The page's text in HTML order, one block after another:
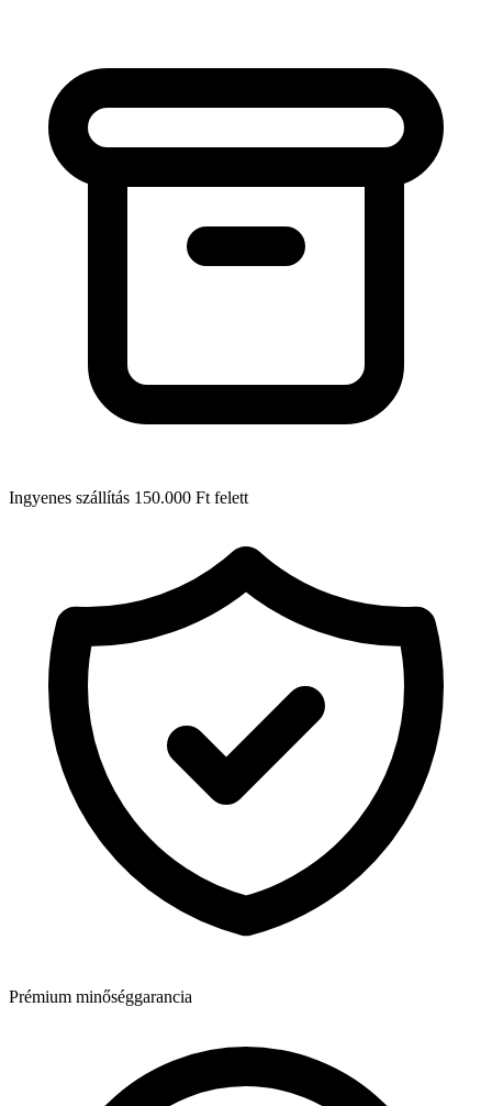
Ingyenes szállítás 150.000 Ft felett
Prémium minőséggarancia